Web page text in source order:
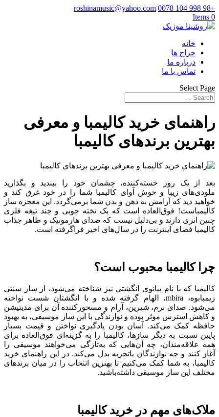
+98 998 104 0078
roshinamusic@yahoo.com
0 Items
خانه
حراج ها
درباره ما
تماس با ما
Select Page
راهنمای خرید کالیمبا و معرفی
بهترین برندهای کالیمبا
بعد از یک روز خسته‌کننده، چشمان خود را ببندید و بگذارید
ملودی‌های زیبا و خوش ‌آوای کالیمبا شما را در خود غرق کند و
خواهید دید که آرامش به ذهن و بدن شما برمی‌گردد. این معجزه ساز
کالیمباست! فوق‌العاده است که یک تخته چوبی و چند تیغه فلزی
چنین اثری دارند و بی‌دلیل نیست که صدای هارمونیک و ظاهر جذاب
کالیمبا فضای اینترنت را در سال‌های اخیر فراگرفته است.
چرا کالیمبا محبوب است؟
کالیمبا که با نام پیانوی انگشتی نیز شناخته می‌شود، از ساز سنتی
زیمبابوه، mbira، الهام گرفته شده و با انگشتان شست نواخته
می‌شود. صدای نرم، شیرین، آرام و مسحورکننده آن برای مدیتیشن
و کاهش استرس موثر بوده و نوازندگی با این ساز موسیقی، به بهبود
حافظه کمک می‌کند. آسان بودن یادگیری نواختن و قیمت بسیار
پایین نسبت به دیگر سازها، کالیمبا را به گزینه‌ای فوق‌العاده برای
همه علاقه‌مندان، چه آن‌هایی که به‌تازگی می‌خواهند موسیقی را
آغاز کنند و چه نوازندگان باتجربه بدل می‌کند. در این راهنمای خرید
کالیمبا، به شما کمک می‌کنیم تا بهترین انتخاب را در میان برندهای
مختلف این ساز موسیقی داشته‌باشید.
ملاک‌های مهم در خرید کالیمبا